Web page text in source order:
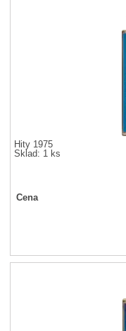
Hity 1975
Sklad: 1 ks
Cena